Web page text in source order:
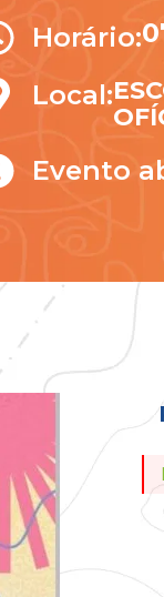
Horário:
Local:
Evento